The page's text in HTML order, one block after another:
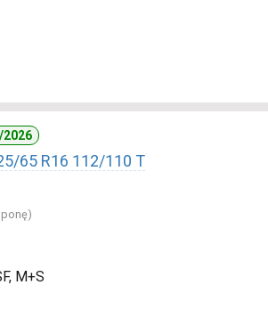
2026
65 R16 112/110 T
M+S